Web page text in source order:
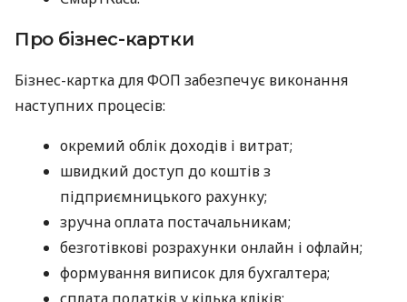
Про бізнес-картки
Бізнес-картка для ФОП забезпечує виконання
наступних процесів:
окремий облік доходів і витрат;
швидкий доступ до коштів з
підприємницького рахунку;
зручна оплата постачальникам;
безготівкові розрахунки онлайн і офлайн;
формування виписок для бухгалтера;
сплата податків у кілька кліків;